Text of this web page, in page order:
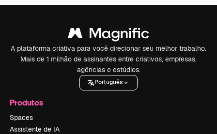
A plataforma criativa para você direcionar seu melhor trabalho.
Mais de 1 milhão de assinantes entre criativos, empresas,
agências e estúdios.
Português
Produtos
Spaces
Assistente de IA